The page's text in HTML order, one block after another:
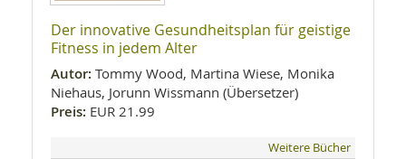
Der innovative Gesundheitsplan für geistige
Fitness in jedem Alter
Autor: Tommy Wood, Martina Wiese, Monika
Niehaus, Jorunn Wissmann (Übersetzer)
Preis: EUR 21.99
Weitere Bücher